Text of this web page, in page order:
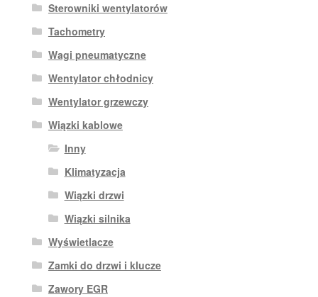
Sterowniki wentylatorów
Tachometry
Wagi pneumatyczne
Wentylator chłodnicy
Wentylator grzewczy
Wiązki kablowe
Inny
Klimatyzacja
Wiązki drzwi
Wiązki silnika
Wyświetlacze
Zamki do drzwi i klucze
Zawory EGR